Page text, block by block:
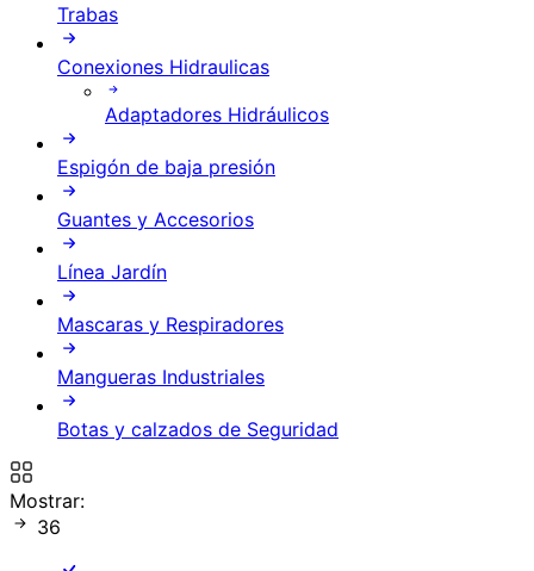
Trabas
Conexiones Hidraulicas
Adaptadores Hidráulicos
Espigón de baja presión
Guantes y Accesorios
Línea Jardín
Mascaras y Respiradores
Mangueras Industriales
Botas y calzados de Seguridad
Mostrar:
36